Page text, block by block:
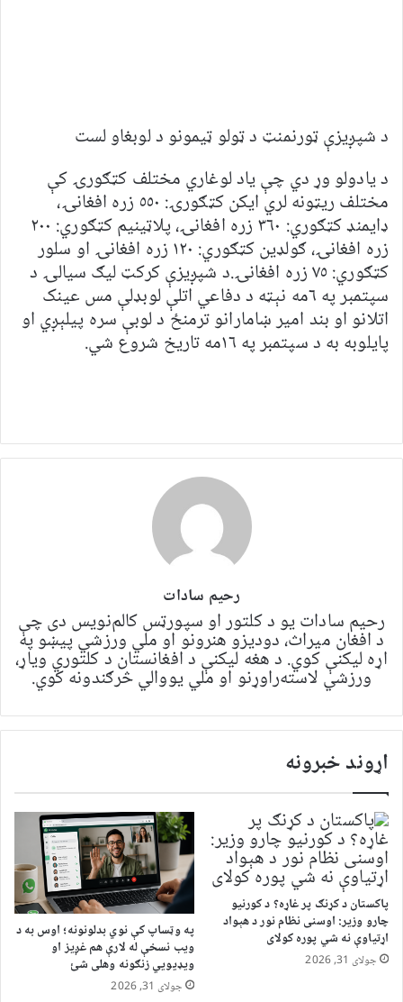
د شپږیزې ټورنمنټ د ټولو ټیمونو د لوبغاو لست
د یادولو وړ دي چې یاد لوغاري مختلف کټګورۍ کې
مختلف ریټونه لري ايکن کټګورۍ: ٥٥٠ زره افغانۍ،
ډايمنډ کټګوري: ٣٦٠ زره افغانۍ، پلاټينيم کټګوري: ٢٠٠
زره افغانۍ، ګولډين کټګوري: ١٢٠ زره افغانۍ او سلور
کټګوري: ٧٥ زره افغانۍ.د شپږيزې کرکټ ليګ سيالۍ د
سپتمبر په ٦مه نېټه د دفاعي اتلې لوبډلې مس عينک
اتلانو او بند امير ښامارانو ترمنځ د لوبې سره پيلېږي او
پايلوبه به د سپتمبر په ١٦مه تاریخ شروع شي.
رحیم سادات
رحیم سادات یو د کلتور او سپورټس کالم‌نویس دی چې
د افغان میراث، دودیزو هنرونو او ملي ورزشي پیښو په
اړه لیکنې کوي. د هغه لیکنې د افغانستان د کلتوري ویاړ،
ورزشي لاسته‌راوړنو او ملي یووالي څرګندونه کوي.
اړوند خبرونه
پاکستان د کړنګ پر غاړه؟ د کورنیو
چارو وزیر: اوسنی نظام نور د هېواد
اړتیاوې نه شي پوره کولای
جولای 31, 2026
په وټساپ کې نوي بدلونونه؛ اوس به د
ویب نسخې له لارې هم غږیز او
ویډیويي زنګونه وهلی شئ
جولای 31, 2026